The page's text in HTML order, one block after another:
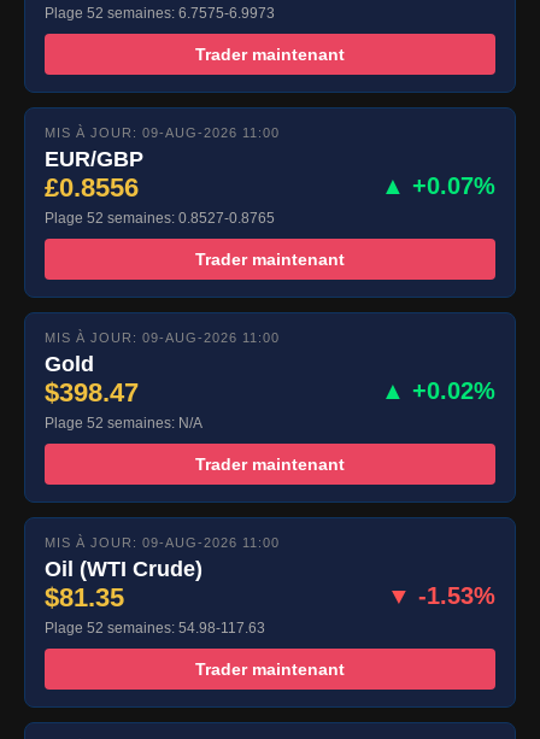
Plage 52 semaines: 6.7575-6.9973
Trader maintenant
MIS À JOUR: 09-AUG-2026 11:00
EUR/GBP
£0.8556 ▲ +0.07%
Plage 52 semaines: 0.8527-0.8765
Trader maintenant
MIS À JOUR: 09-AUG-2026 11:00
Gold
$398.47 ▲ +0.02%
Plage 52 semaines: N/A
Trader maintenant
MIS À JOUR: 09-AUG-2026 11:00
Oil (WTI Crude)
$81.35 ▼ -1.53%
Plage 52 semaines: 54.98-117.63
Trader maintenant